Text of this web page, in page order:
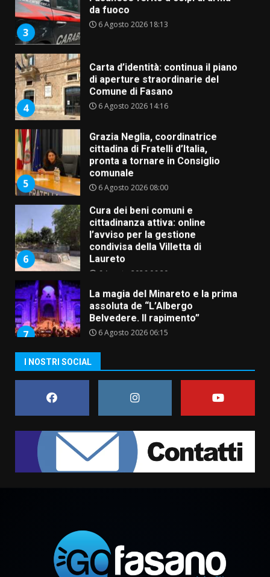
3
6 Agosto 2026 18:13
4
di aperture straordinarie del
Comune di Fasano
6 Agosto 2026 14:16
5
cittadina di Fratelli d’Italia,
pronta a tornare in Consiglio
comunale
6 Agosto 2026 08:00
6
cittadinanza attiva: online
l’avviso per la gestione
condivisa della Villetta di
Laureto
6 Agosto 2026 06:20
7
assoluta de “L’Albergo
Belvedere. Il rapimento”
6 Agosto 2026 06:15
“I Contestatori: Musica di
Rivoluzione”: nuovo
appuntamento con “Fasano in
7 Agosto 2026 06:05
2
US Fasano, Scianaro: “Profonda
amarezza per esclusione dal
campionato di calcio”
7 Agosto 2026 06:00
6 Agosto 2026 18:13
I NOSTRI SOCIAL